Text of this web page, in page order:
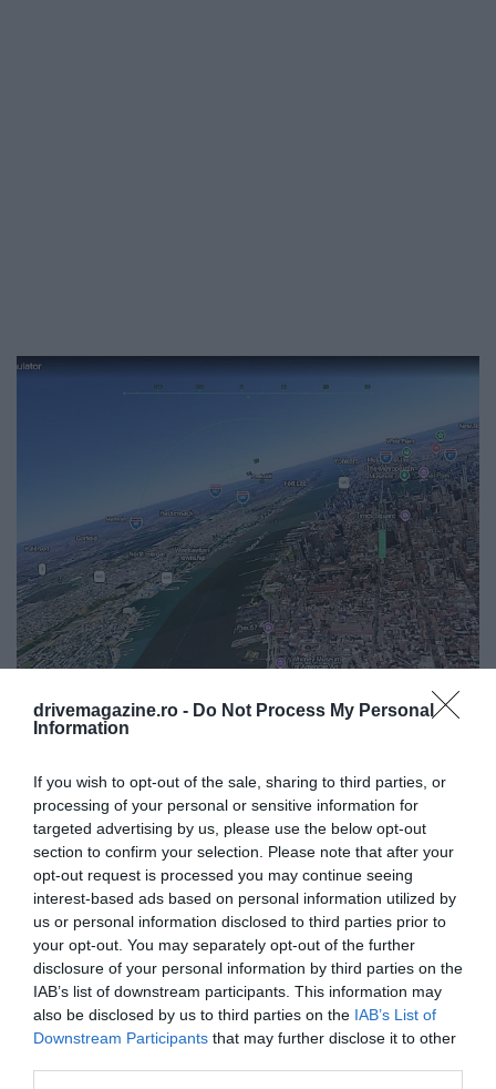
drivemagazine.ro - Do Not Process My Personal
Information
If you wish to opt-out of the sale, sharing to third parties, or
processing of your personal or sensitive information for
targeted advertising by us, please use the below opt-out
section to confirm your selection. Please note that after your
opt-out request is processed you may continue seeing
interest-based ads based on personal information utilized by
us or personal information disclosed to third parties prior to
your opt-out. You may separately opt-out of the further
disclosure of your personal information by third parties on the
IAB’s list of downstream participants. This information may
also be disclosed by us to third parties on the IAB’s List of
Downstream Participants that may further disclose it to other
Ingyen próbálhatjuk ki a pilótafülke élményét
Akik érdeklődnek a repülés iránt, nagyra értékelik
majd a Google Earth új, ingyenes…